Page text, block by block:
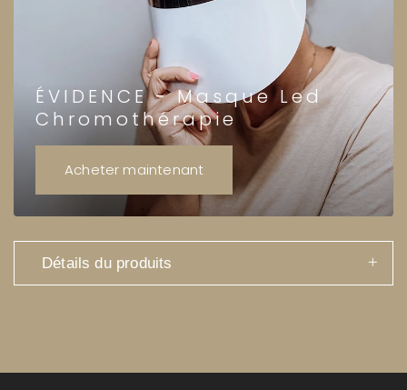
ÉVIDENCE - Masque Led
Chromothérapie
Acheter maintenant
Détails du produits